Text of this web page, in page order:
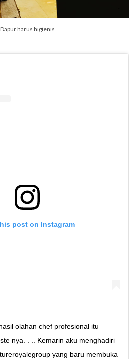
Dapur harus higienis
post on Instagram
olahan chef profesional itu
nya. . .. Kemarin aku menghadiri
yang baru membuka